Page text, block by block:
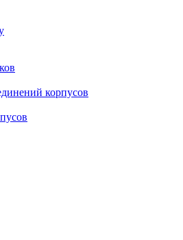
корпусов